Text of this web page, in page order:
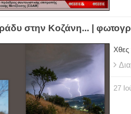
στην Κοζάνη... |
Χθες
27